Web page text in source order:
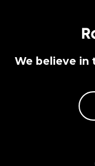
We believe in